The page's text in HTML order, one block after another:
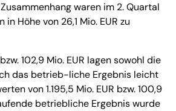
waren im 2. Quartal
Höhe von 26,1 Mio. EUR zu
102,9 Mio. EUR lagen sowohl die
das betrieb-liche Ergebnis leicht
von 1.195,5 Mio. EUR bzw. 100,9
betriebliche Ergebnis wurde